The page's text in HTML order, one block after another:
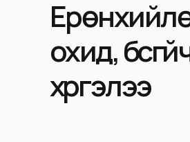
охид,
хүргэлээ